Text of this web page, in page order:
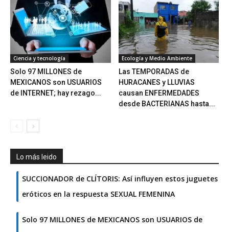
Ciencia y tecnología
Solo 97 MILLONES de
MEXICANOS son USUARIOS
de INTERNET; hay rezago...
Ecología y Medio Ambiente
Las TEMPORADAS de
HURACANES y LLUVIAS
causan ENFERMEDADES
desde BACTERIANAS hasta...
Lo más leido
SUCCIONADOR de CLÍTORIS: Así influyen estos juguetes
eróticos en la respuesta SEXUAL FEMENINA
Solo 97 MILLONES de MEXICANOS son USUARIOS de